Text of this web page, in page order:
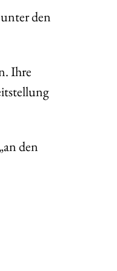
den
Ihre
den